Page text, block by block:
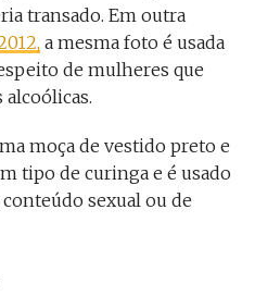
transado. Em outra
a mesma foto é usada
de mulheres que
moça de vestido preto e
tipo de curinga e é usado
sexual ou de